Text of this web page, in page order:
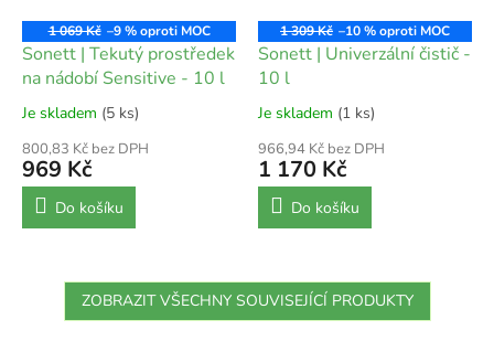
1 069 Kč –9 %
Sonett | Tekutý prostředek
na nádobí Sensitive - 10 l
Je skladem (5 ks)
800,83 Kč bez DPH
969 Kč
Do košíku
1 309 Kč –10 %
Sonett | Univerzální čistič -
10 l
Je skladem (1 ks)
966,94 Kč bez DPH
1 170 Kč
Do košíku
ZOBRAZIT VŠECHNY SOUVISEJÍCÍ PRODUKTY